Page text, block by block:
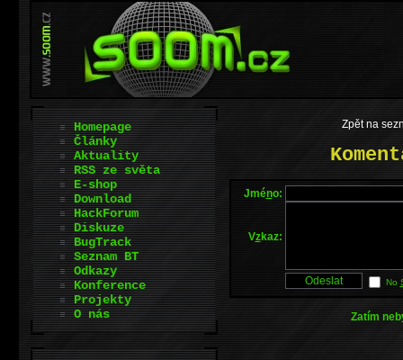
Zpět na
Jméno:
Vzkaz:
No
Zatím
Homepage
Články
Aktuality
RSS ze světa
E-shop
Download
HackForum
Diskuze
BugTrack
Seznam BT
Odkazy
Konference
Projekty
O nás